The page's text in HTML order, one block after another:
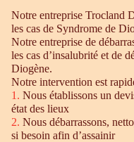
Notre entreprise Trocland
les cas de Syndrome de
Notre entreprise de
les cas d’insalubrité et de
Diogène.
Notre intervention est
1. Nous établissons un
état des lieux
2. Nous débarrassons,
si besoin afin d’assainir